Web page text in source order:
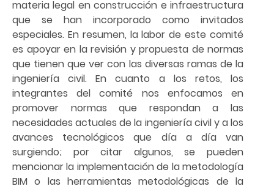
materia legal en construcción e infraestructura
que se han incorporado como invitados
especiales. En resumen, la labor de este comité
es apoyar en la revisión y propuesta de normas
que tienen que ver con las diversas ramas de la
ingeniería civil. En cuanto a los retos, los
integrantes del comité nos enfocamos en
promover normas que respondan a las
necesidades actuales de la ingeniería civil y a los
avances tecnológicos que día a día van
surgiendo; por citar algunos, se pueden
mencionar la implementación de la metodología
BIM o las herramientas metodológicas de la